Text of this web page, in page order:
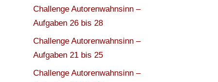
Challenge Autorenwahnsinn –
Aufgaben 26 bis 28
Challenge Autorenwahnsinn –
Aufgaben 21 bis 25
Challenge Autorenwahnsinn –